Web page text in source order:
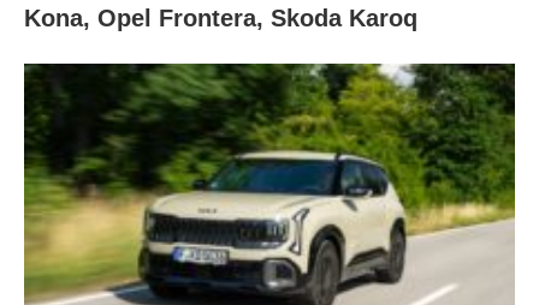
Kona, Opel Frontera, Skoda Karoq